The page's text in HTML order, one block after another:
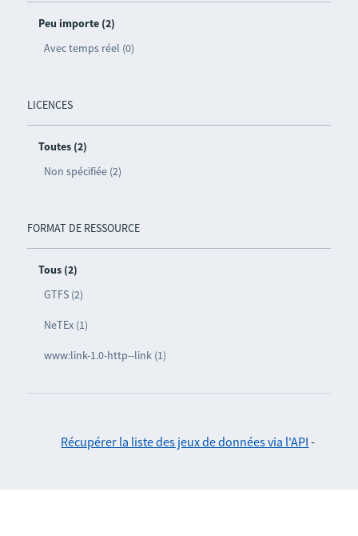
Peu importe (2)
Avec temps réel (0)
LICENCES
Toutes (2)
Non spécifiée (2)
FORMAT DE RESSOURCE
Tous (2)
GTFS (2)
NeTEx (1)
www:link-1.0-http--link (1)
Récupérer la liste des jeux de données via l'API -